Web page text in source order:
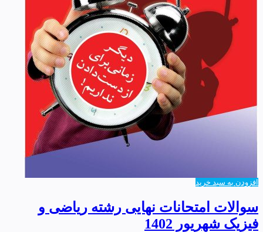
افزودن به سبد خرید
سوالات امتحانات نهایی رشته ریاضی و
فیزیک شهریور 1402